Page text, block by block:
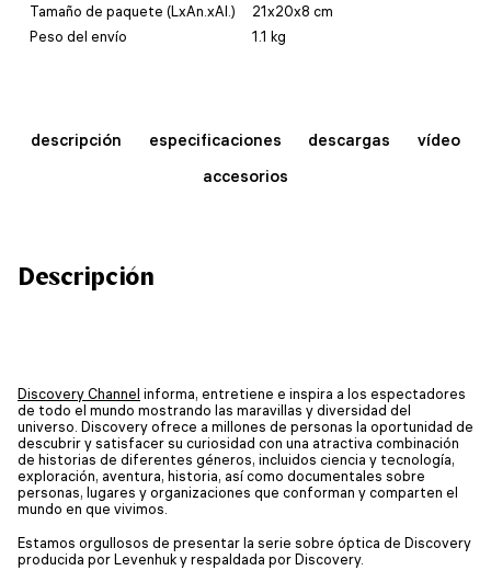
Tamaño de paquete (LxAn.xAl.)
21x20x8 cm
Peso del envío
1.1 kg
descripción especificaciones descargas
vídeo
accesorios
Descripción
Discovery Channel informa, entretiene e inspira a los espectadores
de todo el mundo mostrando las maravillas y diversidad del
universo. Discovery ofrece a millones de personas la oportunidad de
descubrir y satisfacer su curiosidad con una atractiva combinación
de historias de diferentes géneros, incluidos ciencia y tecnología,
exploración, aventura, historia, así como documentales sobre
personas, lugares y organizaciones que conforman y comparten el
mundo en que vivimos.
Estamos orgullosos de presentar la serie sobre óptica de Discovery
producida por Levenhuk y respaldada por Discovery.